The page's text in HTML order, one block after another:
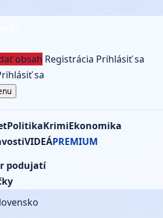
obsah Registrácia Prihlásiť sa
sa
PolitikaKrimiEkonomika
VIDEÁPREMIUM
podujatí